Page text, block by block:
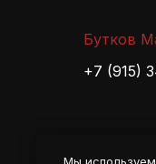
Бутков
+7 (915)